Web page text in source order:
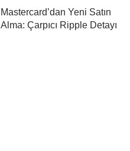
Mastercard’dan Yeni Satın
Alma: Çarpıcı Ripple Detayı